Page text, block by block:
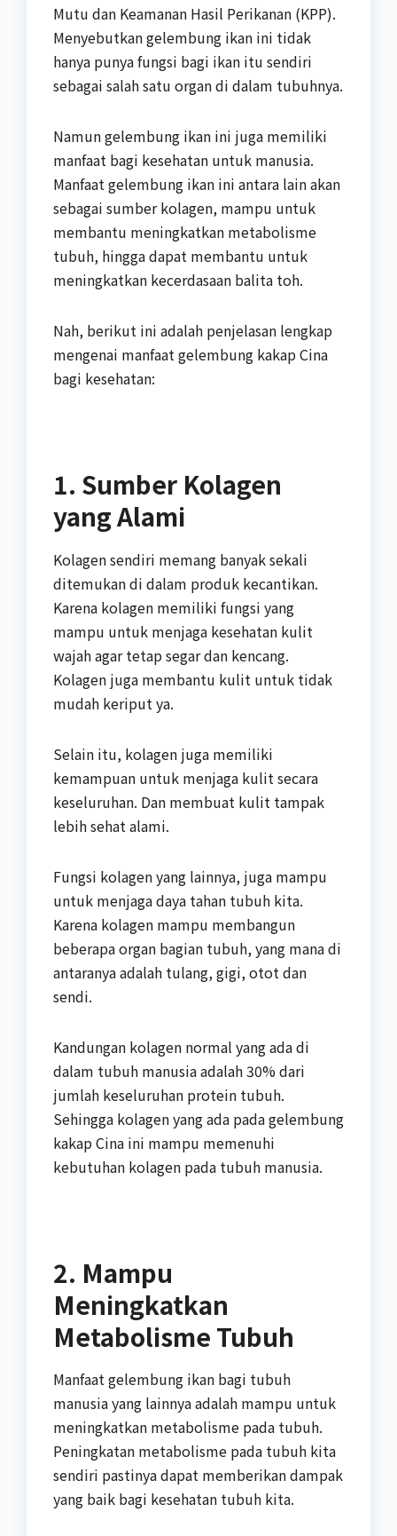
Mutu dan Keamanan Hasil Perikanan (KPP).
Menyebutkan gelembung ikan ini tidak
hanya punya fungsi bagi ikan itu sendiri
sebagai salah satu organ di dalam tubuhnya.
Namun gelembung ikan ini juga memiliki
manfaat bagi kesehatan untuk manusia.
Manfaat gelembung ikan ini antara lain akan
sebagai sumber kolagen, mampu untuk
membantu meningkatkan metabolisme
tubuh, hingga dapat membantu untuk
meningkatkan kecerdasaan balita toh.
Nah, berikut ini adalah penjelasan lengkap
mengenai manfaat gelembung kakap Cina
bagi kesehatan:
1. Sumber Kolagen
yang Alami
Kolagen sendiri memang banyak sekali
ditemukan di dalam produk kecantikan.
Karena kolagen memiliki fungsi yang
mampu untuk menjaga kesehatan kulit
wajah agar tetap segar dan kencang.
Kolagen juga membantu kulit untuk tidak
mudah keriput ya.
Selain itu, kolagen juga memiliki
kemampuan untuk menjaga kulit secara
keseluruhan. Dan membuat kulit tampak
lebih sehat alami.
Fungsi kolagen yang lainnya, juga mampu
untuk menjaga daya tahan tubuh kita.
Karena kolagen mampu membangun
beberapa organ bagian tubuh, yang mana di
antaranya adalah tulang, gigi, otot dan
sendi.
Kandungan kolagen normal yang ada di
dalam tubuh manusia adalah 30% dari
jumlah keseluruhan protein tubuh.
Sehingga kolagen yang ada pada gelembung
kakap Cina ini mampu memenuhi
kebutuhan kolagen pada tubuh manusia.
2. Mampu
Meningkatkan
Metabolisme Tubuh
Manfaat gelembung ikan bagi tubuh
manusia yang lainnya adalah mampu untuk
meningkatkan metabolisme pada tubuh.
Peningkatan metabolisme pada tubuh kita
sendiri pastinya dapat memberikan dampak
yang baik bagi kesehatan tubuh kita.